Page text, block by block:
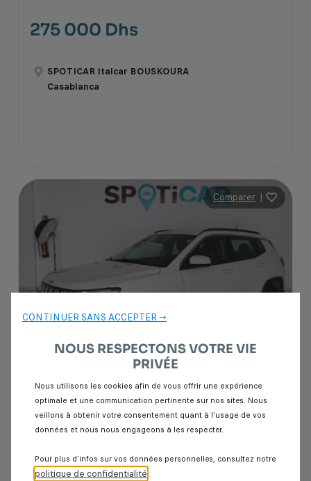
275 000 Dhs
SPOTICAR Italcar BOUSKOURA
Casablanca
Comparer |
Garantie Spoticar12 mois
Jeep Compass
50 000 km Diesel 2020
CONTINUER SANS ACCEPTER →
NOUS RESPECTONS VOTRE VIE
PRIVÉE
Nous utilisons les cookies afin de vous offrir une expérience
optimale et une communication pertinente sur nos sites. Nous
veillons à obtenir votre consentement quant à l’usage de vos
données et nous nous engageons à les respecter.
Pour plus d’infos sur vos données personnelles, consultez notre
politique de confidentialité